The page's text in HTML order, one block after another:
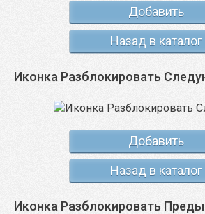
Добавить
Назад в каталог
Иконка Разблокировать
Добавить
Назад в каталог
Иконка Разблокировать